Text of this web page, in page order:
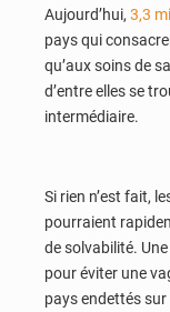
Aujourd’hui, 3,3
pays qui
qu’aux soins de
d’entre elles se
intermédiaire.
Si rien n’est fait,
pourraient
de solvabilité.
pour éviter une
pays endettés sur